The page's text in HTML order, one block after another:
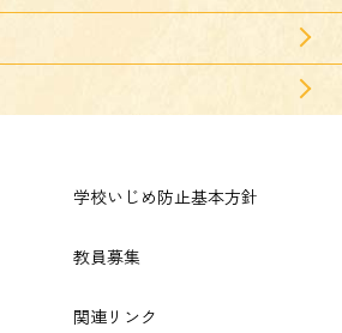
学校いじめ防止基本方針
教員募集
関連リンク